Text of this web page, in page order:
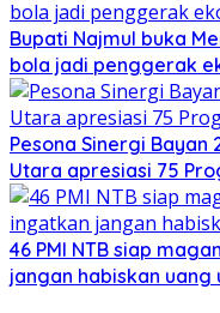
Bupati Najmul buka
bola jadi penggerak
Pesona Sinergi Bayan
Utara apresiasi 75
46 PMI NTB siap
jangan habiskan uang